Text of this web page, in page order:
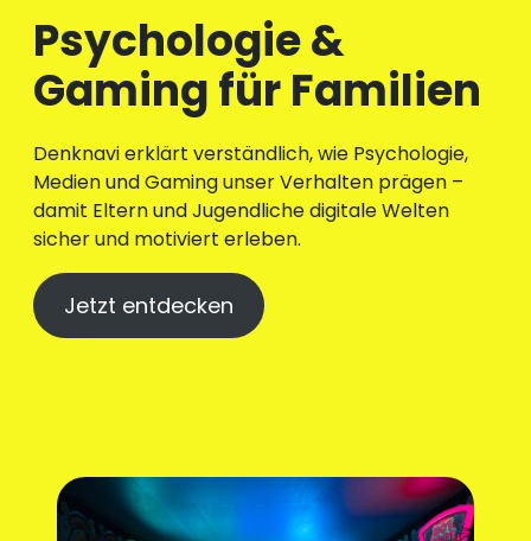
Psychologie &
Gaming für Familien
Denknavi erklärt verständlich, wie Psychologie,
Medien und Gaming unser Verhalten prägen –
damit Eltern und Jugendliche digitale Welten
sicher und motiviert erleben.
Jetzt entdecken